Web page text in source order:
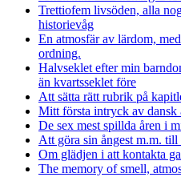
Trettiofem livsöden, alla
historievåg
En atmosfär av lärdom,
ordning.
Halvseklet efter min
än kvartsseklet före
Att sätta rätt rubrik på
Mitt första intryck av dansk
De sex mest spillda åren i
Att göra sin ångest m.m. till
Om glädjen i att kontakta
The memory of smell,